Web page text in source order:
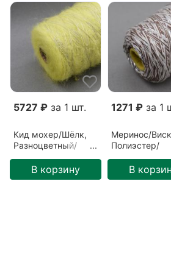
5727 ₽ за 1 шт.
Кид мохер/Шёлк,
Разноцветный/
(ГЛ-00057)
В корзину
1271 ₽ за 1
Меринос/
Полиэстер/
Латте (ГЛ-
В